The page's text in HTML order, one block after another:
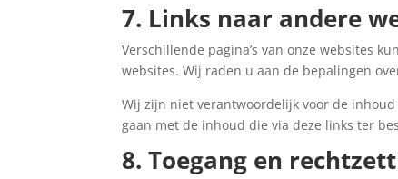
7. Links naar andere
Verschillende pagina’s van onze websites
websites. Wij raden u aan de bepalingen
Wij zijn niet verantwoordelijk voor de
gaan met de inhoud die via deze links ter
8. Toegang en